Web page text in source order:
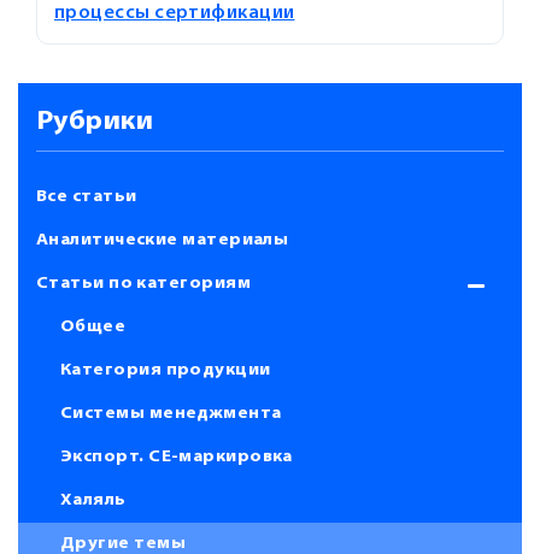
процессы сертификации
Рубрики
Все статьи
Аналитические материалы
Статьи по категориям
Общее
Категория продукции
Системы менеджмента
Экспорт. СЕ-маркировка
Халяль
Другие темы